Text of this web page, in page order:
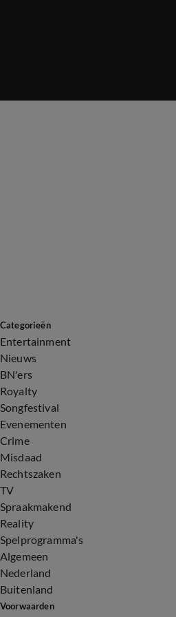
Categorieën
Entertainment
Nieuws
BN'ers
Royalty
Songfestival
Evenementen
Crime
Misdaad
Rechtszaken
TV
Spraakmakend
Reality
Spelprogramma's
Algemeen
Nederland
Buitenland
Voorwaarden